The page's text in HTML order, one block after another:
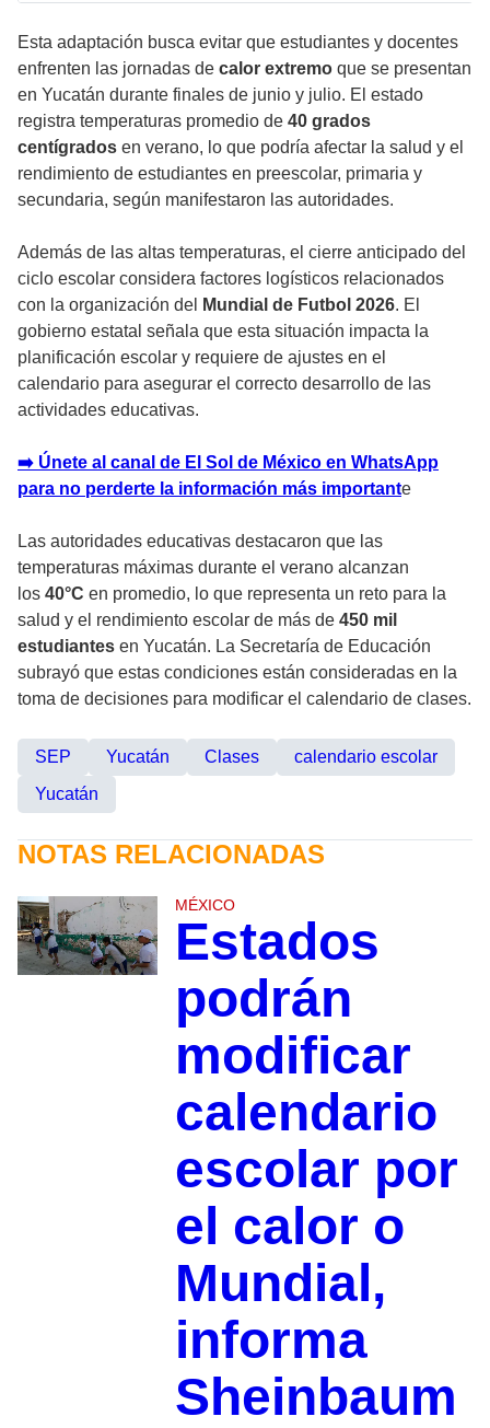
Esta adaptación busca evitar que estudiantes y docentes
enfrenten las jornadas de calor extremo que se presentan
en Yucatán durante finales de junio y julio. El estado
registra temperaturas promedio de 40 grados
centígrados en verano, lo que podría afectar la salud y el
rendimiento de estudiantes en preescolar, primaria y
secundaria, según manifestaron las autoridades.
Además de las altas temperaturas, el cierre anticipado del
ciclo escolar considera factores logísticos relacionados
con la organización del
Mundial de Futbol 2026. El
gobierno estatal señala que esta situación impacta la
planificación escolar y requiere de ajustes en el
calendario para asegurar el correcto desarrollo de las
actividades educativas.
➡️ Únete al canal de El Sol de México en WhatsApp
para no perderte la información más importante
Las autoridades educativas destacaron que las
temperaturas máximas durante el verano alcanzan
los 40°C en promedio, lo que representa un reto para la
salud y el rendimiento escolar de más de 450 mil
estudiantes en Yucatán. La Secretaría de Educación
subrayó que estas condiciones están consideradas en la
toma de decisiones para modificar el calendario de clases.
SEP Yucatán Clases
calendario escolar
Yucatán
NOTAS RELACIONADAS
MÉXICO
Estados
podrán
modificar
calendario
escolar por
el calor o
Mundial,
informa
Sheinbaum